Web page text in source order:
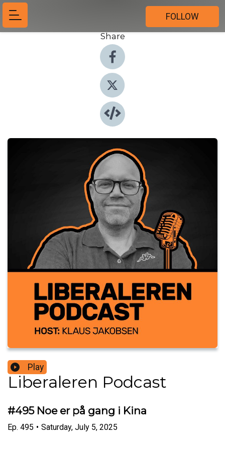
FOLLOW
Share
Play
Liberaleren Podcast
#495 Noe er på gang i Kina
Ep. 495 • Saturday, July 5, 2025